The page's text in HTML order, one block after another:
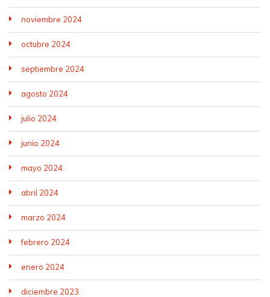
noviembre 2024
octubre 2024
septiembre 2024
agosto 2024
julio 2024
junio 2024
mayo 2024
abril 2024
marzo 2024
febrero 2024
enero 2024
diciembre 2023